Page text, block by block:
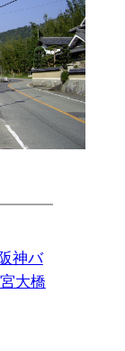
神バ
大橋